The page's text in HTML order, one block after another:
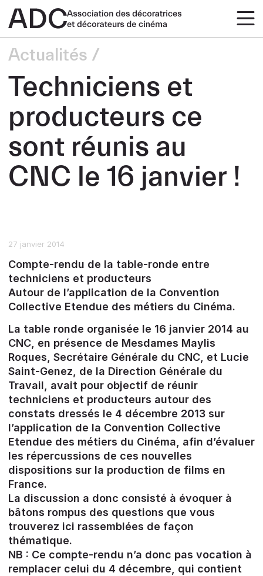
Actualités
Techniciens et
producteurs ce
sont réunis au
CNC le 16 janvier !
27 janvier 2014
Compte-rendu de la table-ronde entre
techniciens et producteurs
Autour de l’application de la Convention
Collective Etendue des métiers du Cinéma.
La table ronde organisée le 16 janvier 2014 au
CNC, en présence de Mesdames Maylis
Roques, Secrétaire Générale du CNC, et Lucie
Saint-Genez, de la Direction Générale du
Travail, avait pour objectif de réunir
techniciens et producteurs autour des
constats dressés le 4 décembre 2013 sur
l’application de la Convention Collective
Etendue des métiers du Cinéma, afin d’évaluer
les répercussions de ces nouvelles
dispositions sur la production de films en
France.
La discussion a donc consisté à évoquer à
bâtons rompus des questions que vous
trouverez ici rassemblées de façon
thématique.
NB : Ce compte-rendu n’a donc pas vocation à
remplacer celui du 4 décembre, qui contient